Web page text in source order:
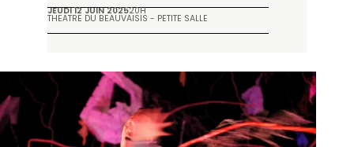
JEUDI 12 JUIN 202520H
THÉÂTRE DU BEAUVAISIS - PETITE SALLE
Galerie